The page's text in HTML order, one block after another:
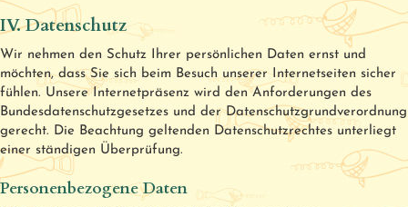
IV. Datenschutz
Wir nehmen den Schutz Ihrer persönlichen Daten ernst und
möchten, dass Sie sich beim Besuch unserer Internetseiten sicher
fühlen. Unsere Internetpräsenz wird den Anforderungen des
Bundesdatenschutzgesetzes und der Datenschutzgrundverordnung
gerecht. Die Beachtung geltenden Datenschutzrechtes unterliegt
einer ständigen Überprüfung.
Personenbezogene Daten